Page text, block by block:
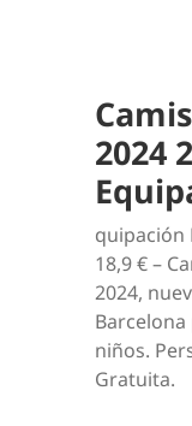
2024
quipación
18,9 € –
2024,
niños.
Gratuita.